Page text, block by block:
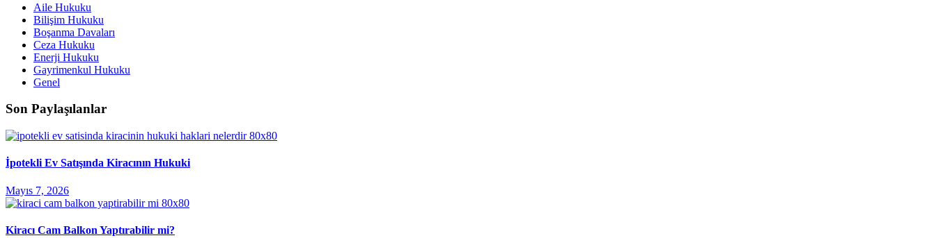
Aile Hukuku
Bilişim Hukuku
Boşanma Davaları
Ceza Hukuku
Enerji Hukuku
Gayrimenkul Hukuku
Genel
Son Paylaşılanlar
İpotekli Ev Satışında Kiracının Hukuki
Mayıs 7, 2026
Kiracı Cam Balkon Yaptırabilir mi?